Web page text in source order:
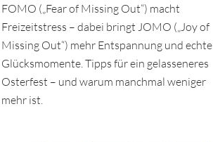
FOMO („Fear of Missing Out“) macht
Freizeitstress – dabei bringt JOMO („Joy of
Missing Out“) mehr Entspannung und echte
Glücksmomente. Tipps für ein gelasseneres
Osterfest – und warum manchmal weniger
mehr ist.